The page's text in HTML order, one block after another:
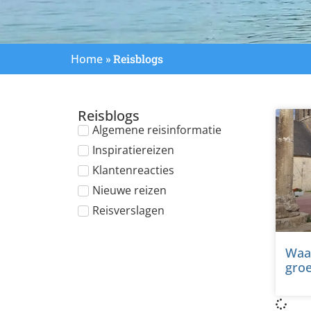
Home »Reisblogs
Reisblogs
Algemene reisinformatie
Inspiratiereizen
Klantenreacties
Nieuwe reizen
Reisverslagen